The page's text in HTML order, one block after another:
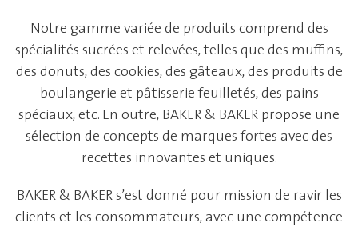
Notre gamme variée de produits comprend des
spécialités sucrées et relevées, telles que des muffins,
des donuts, des cookies, des gâteaux, des produits de
boulangerie et pâtisserie feuilletés, des pains
spéciaux, etc. En outre, BAKER & BAKER propose une
sélection de concepts de marques fortes avec des
recettes innovantes et uniques.
BAKER & BAKER s’est donné pour mission de ravir les
clients et les consommateurs, avec une compétence